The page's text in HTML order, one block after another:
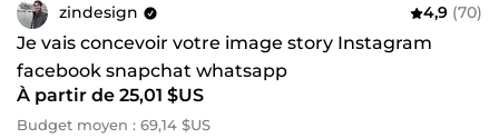
zindesign 4,9 (70)
Je vais concevoir votre image story Instagram
facebook snapchat whatsapp
À partir de 25,01 $US
Budget moyen : 69,14 $US